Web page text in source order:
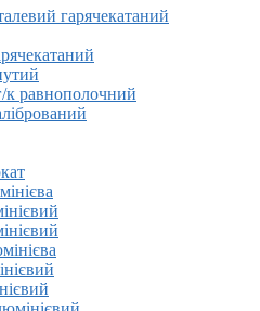
гарячекатаний
равнополочний